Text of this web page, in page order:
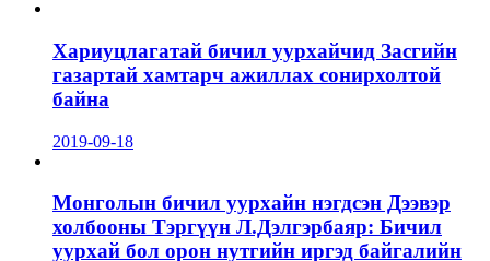
Хариуцлагатай бичил уурхайчид Засгийн
газартай хамтарч ажиллах сонирхолтой
байна
2019-09-18
Монголын бичил уурхайн нэгдсэн Дээвэр
холбооны Тэргүүн Л.Дэлгэрбаяр: Бичил
уурхай бол орон нутгийн иргэд байгалийн